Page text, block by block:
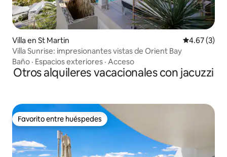
Villa en St Martin Calificación
4.67 (3)
Villa Sunrise: impresionantes vistas de Orient Bay
Baño · Espacios exteriores · Acceso
Otros alquileres vacacionales con jacuzzi
Favorito entre huéspedes
Favorito entre huéspedes